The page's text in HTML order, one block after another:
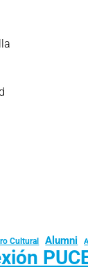
Cultural Alumni